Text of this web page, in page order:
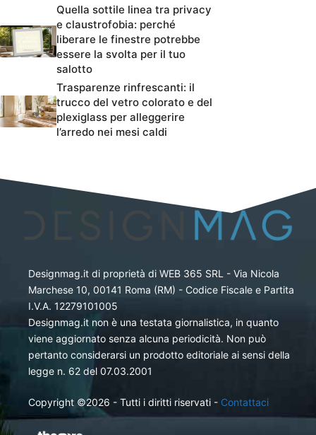
Quella sottile linea tra privacy
e claustrofobia: perché
liberare le finestre potrebbe
essere la svolta per il tuo
salotto
Trasparenze rinfrescanti: il
trucco del vetro colorato e del
plexiglass per alleggerire
l’arredo nei mesi caldi
Designmag.it di proprietà di WEB 365 SRL - Via Nicola
Marchese 10, 00141 Roma (RM) - Codice Fiscale e Partita
I.V.A. 12279101005
Designmag.it non è una testata giornalistica, in quanto
viene aggiornato senza alcuna periodicità. Non può
pertanto considerarsi un prodotto editoriale ai sensi della
legge n. 62 del 07.03.2001
Copyright ©2026 - Tutti i diritti riservati - Contattaci